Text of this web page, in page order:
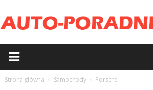
Strona główna Samochody Porsche